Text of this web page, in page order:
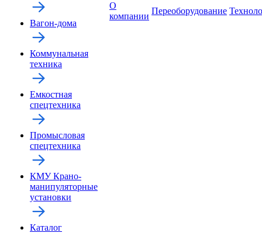
Вагон-дома
Коммунальная
техника
Емкостная
спецтехника
Промысловая
спецтехника
КМУ Крано-
манипуляторные
установки
Каталог
О
компании
Переоборудование